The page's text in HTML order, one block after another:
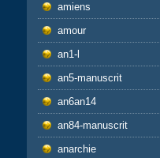
amiens
amour
an1-l
an5-manuscrit
an6an14
an84-manuscrit
anarchie